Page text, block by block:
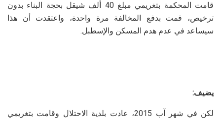
قامت المحكمة بتغريمي مبلغ 40 ألف شيقل بحجة البناء بدون
ترخيص، قمت بدفع المخالفة مرة واحدة، واعتقدت أن هذا
سيساعد في عدم هدم المسكن والإسطبل.
يضيف:
لكن في شهر آب 2015، عادت بلدية الاحتلال وقامت بتغريمي